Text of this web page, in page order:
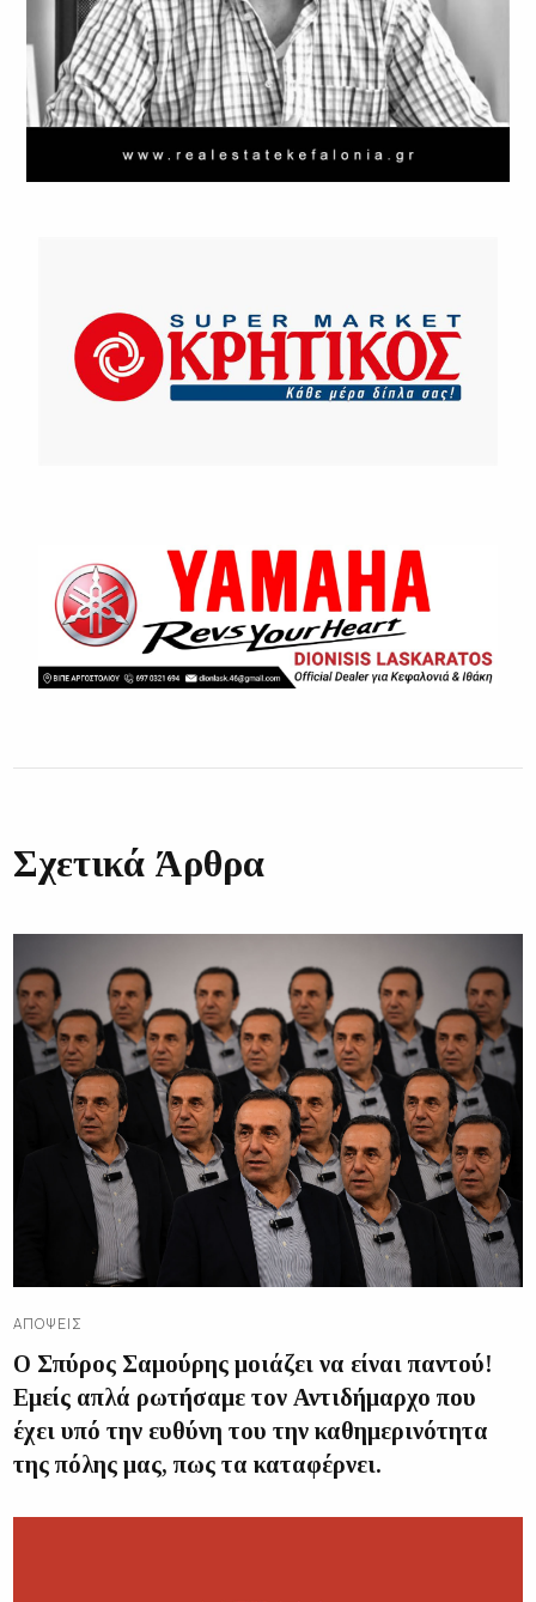
Σχετικά Άρθρα
ΑΠΌΨΕΙΣ
Ο Σπύρος Σαμούρης μοιάζει να είναι παντού!
Εμείς απλά ρωτήσαμε τον Αντιδήμαρχο που
έχει υπό την ευθύνη του την καθημερινότητα
της πόλης μας, πως τα καταφέρνει.